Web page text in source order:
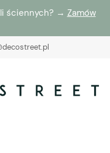
ściennych? → Zamów